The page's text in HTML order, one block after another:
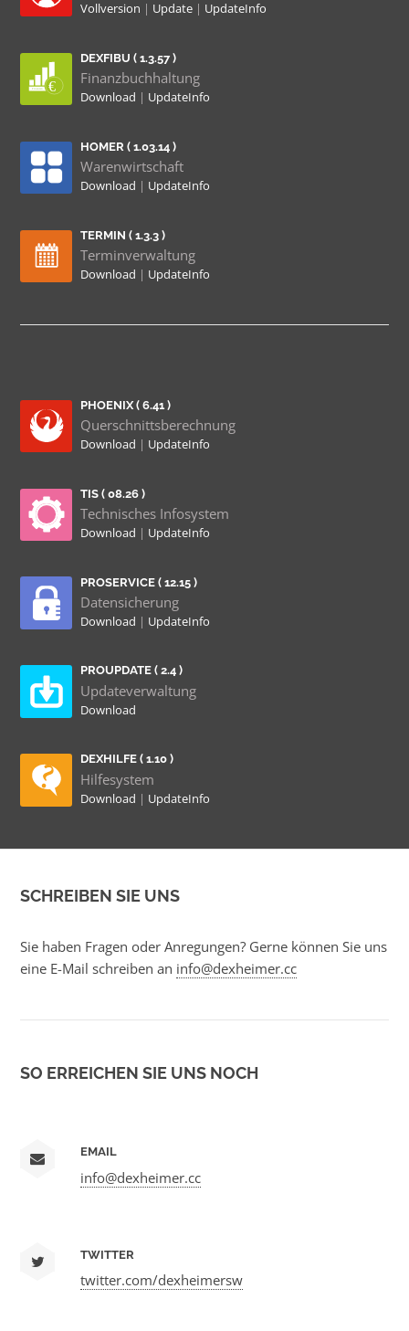
Vollversion | Update | UpdateInfo
DEXFIBU ( 1.3.57 )
Finanzbuchhaltung
Download | UpdateInfo
HOMER ( 1.03.14 )
Warenwirtschaft
Download | UpdateInfo
TERMIN ( 1.3.3 )
Terminverwaltung
Download | UpdateInfo
PHOENIX ( 6.41 )
Querschnittsberechnung
Download | UpdateInfo
TIS ( 08.26 )
Technisches Infosystem
Download | UpdateInfo
PROSERVICE ( 12.15 )
Datensicherung
Download | UpdateInfo
PROUPDATE ( 2.4 )
Updateverwaltung
Download
DEXHILFE ( 1.10 )
Hilfesystem
Download | UpdateInfo
SCHREIBEN SIE UNS
Sie haben Fragen oder Anregungen? Gerne können Sie uns
eine E-Mail schreiben an info@dexheimer.cc
SO ERREICHEN SIE UNS NOCH
EMAIL
info@dexheimer.cc
TWITTER
twitter.com/dexheimersw